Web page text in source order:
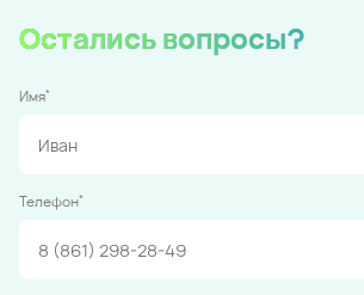
Остались вопросы?
Имя*
Телефон*